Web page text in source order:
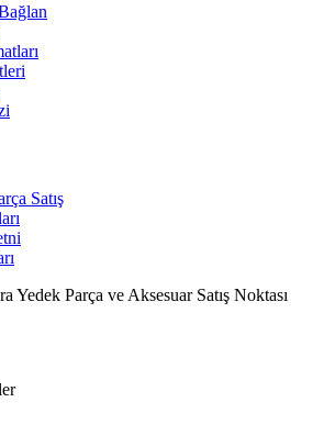
Satış
Yedek Parça ve Aksesuar Satış Noktası